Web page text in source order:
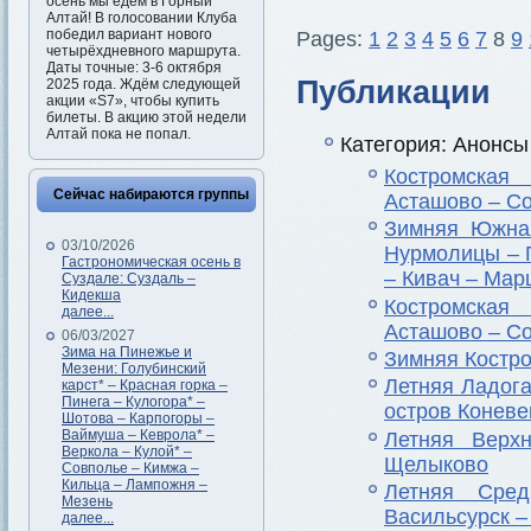
Алтай! В голосовании Клуба
победил вариант нового
четырёхдневного маршрута.
Даты точные: 3-6 октября
2025 года. Ждём следующей
акции «S7», чтобы купить
билеты. В акцию этой недели
Алтай пока не попал.
Сейчас набираются группы
03/10/2026
Гастрономическая осень в
Суздале: Суздаль –
Кидекша
далее...
06/03/2027
Зима на Пинежье и
Мезени: Голубинский
карст* – Красная горка –
Пинега – Кулогора* –
Шотова – Карпогоры –
Ваймуша – Кеврола* –
Веркола – Кулой* –
Совполье – Кимжа –
Кильца – Лампожня –
Мезень
далее...
Pages: 1 2 3 4 5 6 7 8 9
Публикации
Категория:
Асташово –
Зимняя
Нурмолицы –
– Кивач –
Асташово –
Зимняя
Летняя
остров
Летняя
Щелыково
Летняя
Васильсурск